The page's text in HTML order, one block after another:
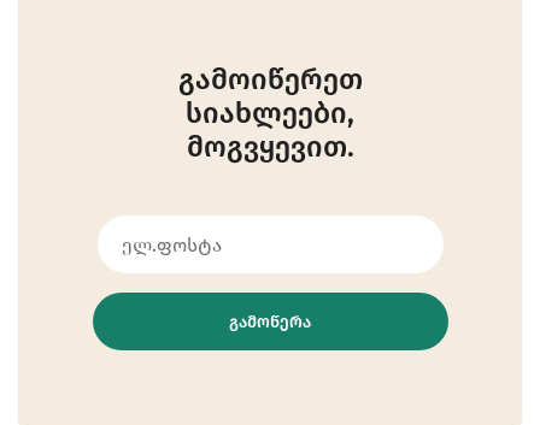
გამოიწერეთ
სიახლეები,
მოგვყევით.
ᲒᲐᲛᲝᲬᲔᲠᲐ